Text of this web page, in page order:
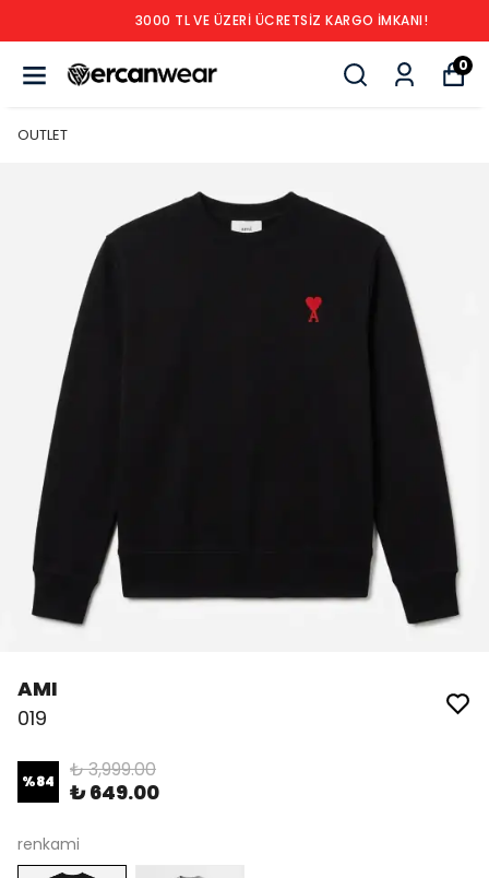
3000 TL VE ÜZERİ ÜCRETSİZ KARGO İMKANI!
0
OUTLET
AMI
019
%84 ₺ 3,999.00
₺ 649.00
renkami